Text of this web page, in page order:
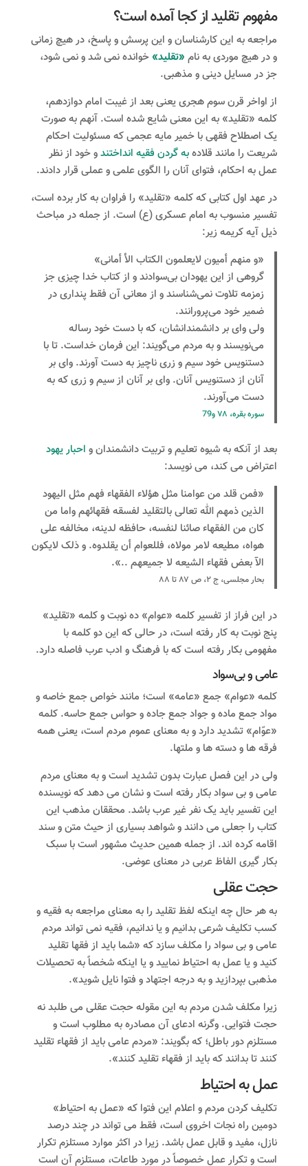
مفهوم تقلید از کجا آمده است؟
مراجعه به این کارشناسان و این پرسش و پاسخ، در هیچ زمانی
و در هیچ موردی به نام «تقلید»خوانده نمی شد و نمی شود،
جز در مسایل دینی و مذهبی.
از اواخر قرن سوم هجری یعنی بعد از غیبت امام دوازدهم،
کلمه «تقلید» به این معنی شایع شده است. آنهم به صورت
یک اصطلاح فقهی با خمیر مایه عجمی که مسئولیت احکام
شریعت را مانند قلادهبه گردن فقیه انداختندو خود از نظر
عمل به احکام، فتوای آنان را الگوی علمی و عملی قرار دادند.
در عهد اول کتابی که کلمه «تقلید» را فراوان به کار برده است،
تفسیر منسوب به امام عسکری (ع) است. از جمله در مباحث
ذیل آیه کریمه زیر:
«و منهم أمیون لایعلمون الکتاب الأ أمانی»
گروهی از این یهودان بی‌سوادند و از کتاب خدا چیزی جز
زمزمه‌ تلاوت نمی‌شناسند و از معانی آن فقط پنداری در
ضمیر خود می‌پرورانند.
ولی وای بر دانشمندانشان، که با دست خود رساله
می‌نویسند و به مردم می‌گویند: این فرمان خداست. تا با
دستنویس خود سیم و زری ناچیز به دست آورند. وای بر
آنان از دستنویس آنان. وای بر آنان از سیم و زری که به
دست می‌آورند.
سوره بقره، ۷۸ و79
بعد از آنکه به شیوه تعلیم و تربیت دانشمندان و احبار یهود
اعتراض می کند، می نویسد:
«فمن قلد من عوامنا مثل هؤلاء الفقهاء فهم مثل الیهود
الذین ذمهم الله تعالى بالتقلید لفسقه فقهائهم واما من
کان من الفقهاء صائنا لنفسه، حافظه لدینه، مخالفه على
هواه، مطیعه لامر مولاه، فللعوام أن یقلدوه. و ذلک لایکون
الآ بعض فقهاء الشیعه لا جمیعهم ..».
بحار مجلسی، ج ۲، ص ۸۷ تا ۸۸
در این فراز از تفسیر کلمه «عوام» ده نوبت و کلمه «تقلید»
پنج نوبت به کار رفته است، در حالی که این دو کلمه با
مفهومی بکار رفته است که با فرهنگ و ادب عرب فاصله دارد.
عامی و بی‌سواد
کلمه «عوام» جمع «عامه» است؛ مانند خواص جمع خاصه و
مواد جمع ماده و جواد جمع جاده و حواس جمع حاسه. کلمه
«عوّام» تشدید دارد و به معنای عموم مردم است، یعنی همه
فرقه ها و دسته ها و ملتها.
ولی در این فصل عبارت بدون تشدید است و به معنای مردم
عامی و بی سواد بکار رفته است و نشان می دهد که نویسنده
این تفسیر باید یک نفر غیر عرب باشد. محققان مذهب این
کتاب را جعلی می دانند و شواهد بسیاری از حیث متن و سند
اقامه کرده اند. از جمله همین حدیث مشهور است با سبک
بکار گیری الفاظ عربی در معنای عوضی.
حجت عقلی
به هر حال چه اینکه لفظ تقلید را به معنای مراجعه به فقیه و
کسب تکلیف شرعی بدانیم و یا ندانیم، فقیه نمی تواند مردم
عامی و بی سواد را مکلف سازد که «شما باید از فقها تقلید
کنید و یا عمل به احتیاط نمایید و یا اینکه شخصاً به تحصیلات
مذهبی بپردازید و به درجه اجتهاد و فتوا نایل شوید».
زیرا مکلف شدن مردم به این مقوله حجت عقلی می طلبد نه
حجت فتوایی. وگرنه ادعای آن مصادره به مطلوب است و
مستلزم دور باطل؛ که بگویند: «مردم عامی باید از فقهاء تقلید
کنند تا بدانند که باید از فقهاء تقلید کنند».
عمل به احتیاط
تکلیف کردن مردم و اعلام این فتوا که «عمل به احتیاط»
دومین راه نجات اخروی است، فقط می تواند در چند درصد
نازل، مفید و قابل عمل باشد. زیرا در اکثر موارد مستلزم تکرار
است و تکرار عمل خصوصاً در مورد طاعات، مستلزم آن است